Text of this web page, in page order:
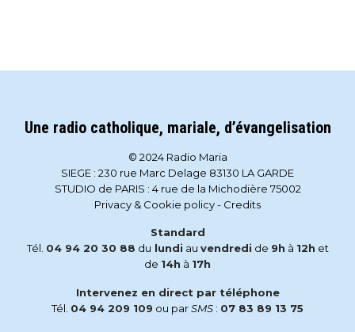
Une radio catholique, mariale, d’évangelisation
© 2024 Radio Maria
SIEGE : 230 rue Marc Delage 83130 LA GARDE
STUDIO de PARIS : 4 rue de la Michodière 75002
Privacy & Cookie policy- Credits
Standard
Tél. 04 94 20 30 88 du lundi au vendredi de 9h à 12h et
de 14h à 17h
Intervenez en direct par téléphone
Tél. 04 94 209 109 ou parSMS : 07 83 89 13 75